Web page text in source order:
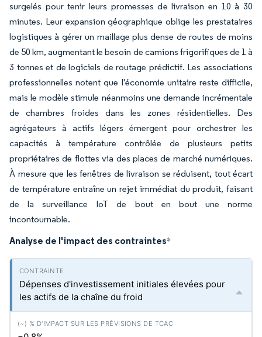
surgelés pour tenir leurs promesses de livraison en 10 à 30
minutes. Leur expansion géographique oblige les prestataires
logistiques à gérer un maillage plus dense de routes de moins
de 50 km, augmentant le besoin de camions frigorifiques de 1 à
3 tonnes et de logiciels de routage prédictif. Les associations
professionnelles notent que l'économie unitaire reste difficile,
mais le modèle stimule néanmoins une demande incrémentale
de chambres froides dans les zones résidentielles. Des
agrégateurs à actifs légers émergent pour orchestrer les
capacités à température contrôlée de plusieurs petits
propriétaires de flottes via des places de marché numériques.
À mesure que les fenêtres de livraison se réduisent, tout écart
de température entraîne un rejet immédiat du produit, faisant
de la surveillance IoT de bout en bout une norme
incontournable.
Analyse de l'impact des contraintes*
Dépenses d'investissement initiales élevées pour
les actifs de la chaîne du froid